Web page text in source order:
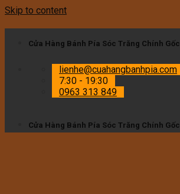
Skip to content
Cửa Hàng Bánh Pía Sóc Trăng Chính Gốc
lienhe@cuahangbanhpia.com
7:30 - 19:30
0963 313 849
Cửa Hàng Bánh Pía Sóc Trăng Chính Gốc